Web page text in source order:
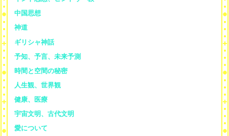
中国思想
神道
ギリシャ神話
予知、予言、未来予測
時間と空間の秘密
人生観、世界観
健康、医療
宇宙文明、古代文明
愛について